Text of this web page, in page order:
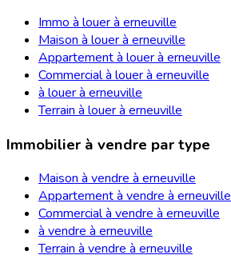
Immo à louer à erneuville
Maison à louer à erneuville
Appartement à louer à erneuville
Commercial à louer à erneuville
à louer à erneuville
Terrain à louer à erneuville
Immobilier à vendre par type
Maison à vendre à erneuville
Appartement à vendre à erneuville
Commercial à vendre à erneuville
à vendre à erneuville
Terrain à vendre à erneuville